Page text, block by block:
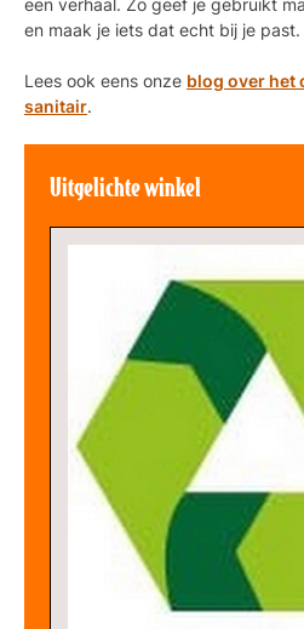
en maak je iets dat echt bij je past.
Lees ook eens onze blog over het
sanitair.
Uitgelichte winkel